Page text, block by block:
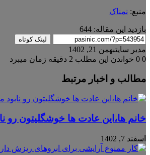
منبع: نمناک
بازدید این مقاله: 644
لینک کوتاه
مدیر سایتبهمن 21, 1402
0
خواندن این مطلب 2 دقیقه زمان میبرد
مطالب و اخبار مرتبط
خانم ها،این عادت ها خوشگلیتون رو
اسفند 7, 1402